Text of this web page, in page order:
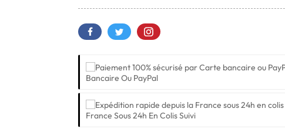
Bancaire Ou PayPal
France Sous 24h En Colis Suivi